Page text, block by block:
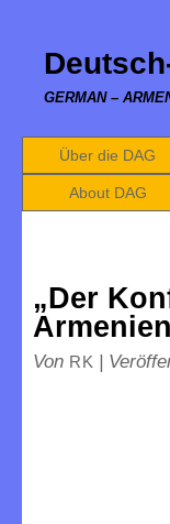
GERMAN –
Über die DAG
About DAG
„Der
Von RK |